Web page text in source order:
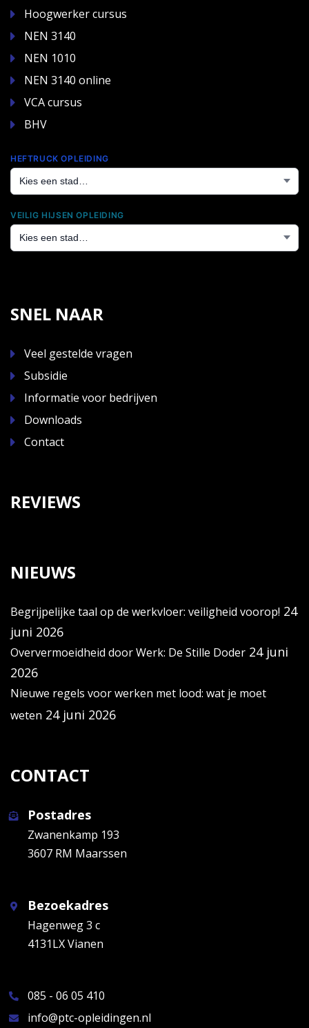
Hoogwerker cursus
NEN 3140
NEN 1010
NEN 3140 online
VCA cursus
BHV
HEFTRUCK OPLEIDING
VEILIG HIJSEN OPLEIDING
SNEL NAAR
Veel gestelde vragen
Subsidie
Informatie voor bedrijven
Downloads
Contact
REVIEWS
NIEUWS
Begrijpelijke taal op de werkvloer: veiligheid voorop! 24
juni 2026
Oververmoeidheid door Werk: De Stille Doder 24 juni
2026
Nieuwe regels voor werken met lood: wat je moet
weten 24 juni 2026
CONTACT
Postadres
Zwanenkamp 193
3607 RM Maarssen
Bezoekadres
Hagenweg 3 c
4131LX Vianen
085 - 06 05 410
info@ptc-opleidingen.nl